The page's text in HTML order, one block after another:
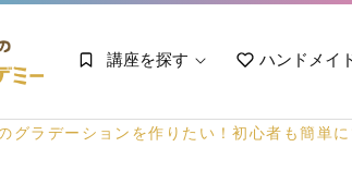
講座を探す ハンドメイ
グラデーションを作りたい！初心者も簡単